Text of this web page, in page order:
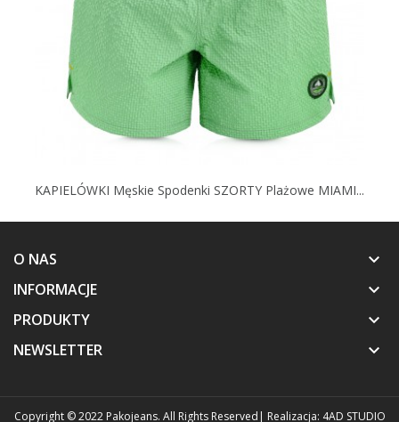
KAPIELÓWKI Męskie Spodenki SZORTY Plażowe MIAMI...
O NAS keyboard_arrow_down
INFORMACJE keyboard_arrow_down
PRODUKTY keyboard_arrow_down
NEWSLETTER keyboard_arrow_down
Copyright © 2022 Pakojeans. All Rights Reserved | Realizacja: 4AD STUDIO